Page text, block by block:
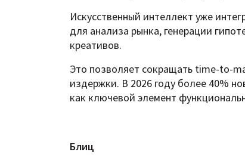
Искусственный интеллект уже
для анализа рынка, генерации
креативов.
Это позволяет сокращать time-to-
издержки. В 2026 году более 40%
как ключевой элемент
Блиц